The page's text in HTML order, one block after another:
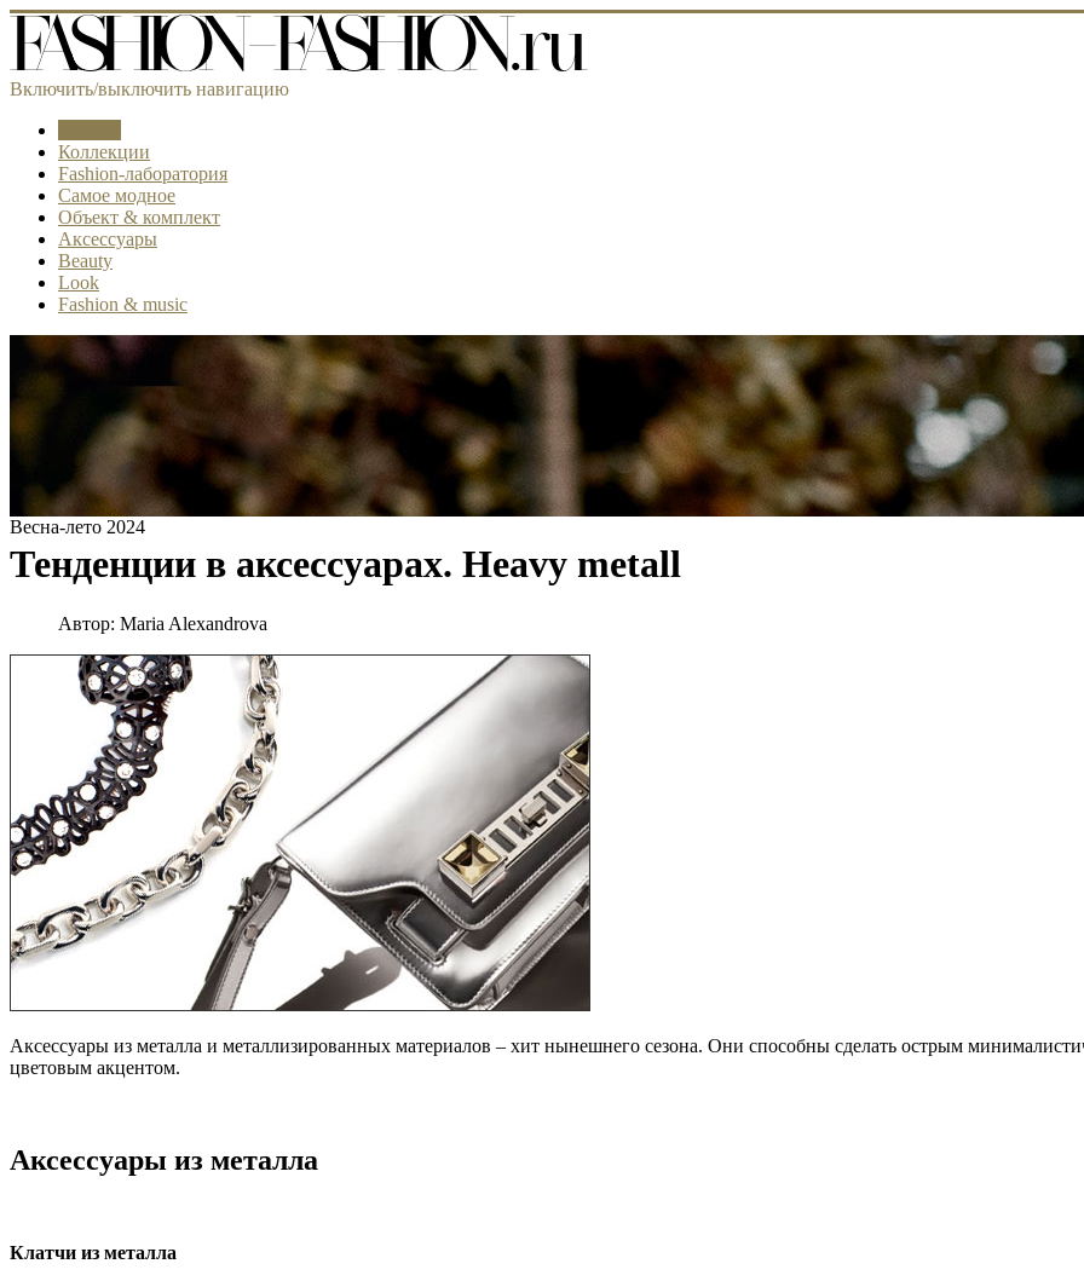
Включить/выключить навигацию
Коллекции
Fashion-лаборатория
Самое модное
Объект & комплект
Аксессуары
Beauty
Look
Fashion & music
Весна-лето 2024
Тенденции в аксессуарах. Heavy metall
Автор: Maria Alexandrova
Аксессуары из металла и металлизированных материалов – хит нынешнего сезона. Они способны сделать острым
цветовым акцентом.
Аксессуары из металла
Клатчи из металла